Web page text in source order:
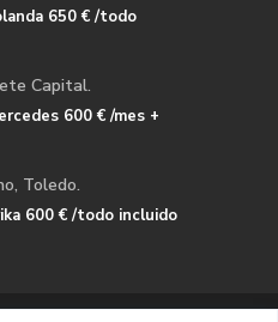
650 €/todo
Capital.
600 €/mes +
Toledo.
600 €/todo incluido